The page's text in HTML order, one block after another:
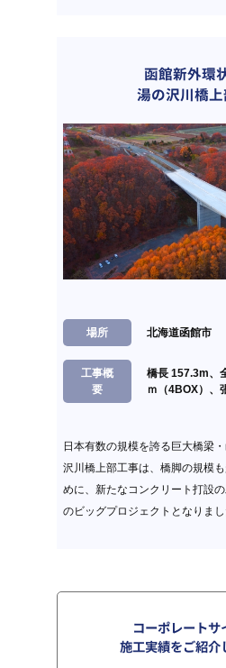
函館新外環
湯の沢川橋
場所 北海道函館市
工事概
要
橋長 157.3m、
ｍ（4BOX）、
日本有数の規模を誇る巨大橋梁
沢川橋上部工事は、橋脚の規模
めに、新たなコンクリート打設
のビッグプロジェクトとなりまし
コーポレートサ
施工実績をご紹介